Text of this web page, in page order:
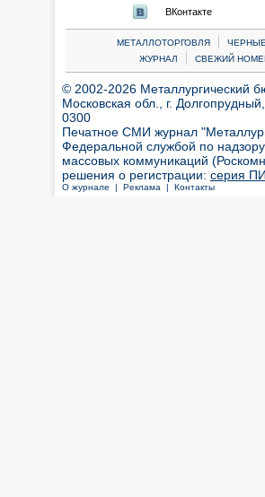
ВКонтакте
МЕТАЛЛОТОРГОВЛЯ |
ЖУРНАЛ
| СВЕЖИЙ
© 2002-2026 Металлургический
Московская обл., г.
0300
Печатное СМИ журнал
Федеральной службой по
массовых коммуникаций
решения о регистрации: серия
О журнале | Реклама | Контакты